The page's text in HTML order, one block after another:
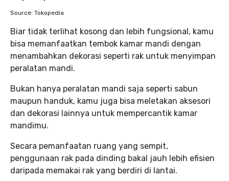
Source: Tokopedia
Biar tidak terlihat kosong dan lebih fungsional, kamu
bisa memanfaatkan tembok kamar mandi dengan
menambahkan dekorasi seperti rak untuk menyimpan
peralatan mandi.
Bukan hanya peralatan mandi saja seperti sabun
maupun handuk, kamu juga bisa meletakan aksesori
dan dekorasi lainnya untuk mempercantik kamar
mandimu.
Secara pemanfaatan ruang yang sempit,
penggunaan rak pada dinding bakal jauh lebih efisien
daripada memakai rak yang berdiri di lantai.